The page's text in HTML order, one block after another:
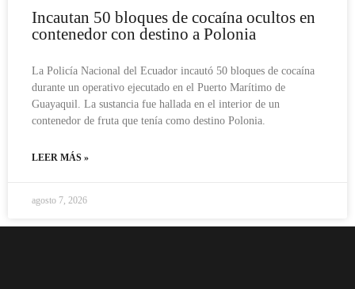
Incautan 50 bloques de cocaína ocultos en
contenedor con destino a Polonia
La Policía Nacional del Ecuador incautó 50 bloques de cocaína
durante un operativo ejecutado en el Puerto Marítimo de
Guayaquil. La sustancia fue hallada en el interior de un
contenedor de fruta que tenía como destino Polonia.
LEER MÁS »
agosto 7, 2026